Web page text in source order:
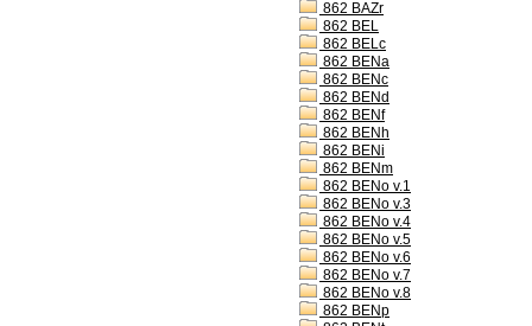
862 BAZr
862 BEL
862 BELc
862 BENa
862 BENc
862 BENd
862 BENf
862 BENh
862 BENi
862 BENm
862 BENo v.1
862 BENo v.3
862 BENo v.4
862 BENo v.5
862 BENo v.6
862 BENo v.7
862 BENo v.8
862 BENp